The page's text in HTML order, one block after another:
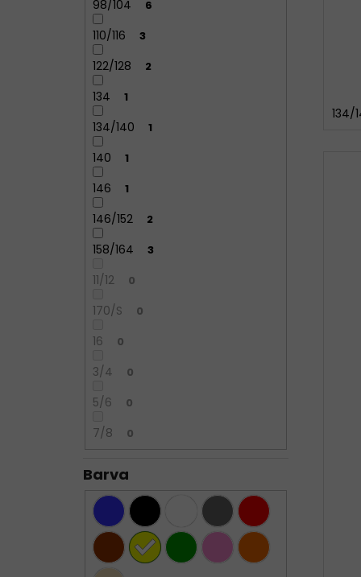
98/104 6
110/116 3
122/128 2
134 1
134/140 1
140 1
146 1
146/152 2
158/164 3
11/12 0
170/S 0
16 0
3/4 0
5/6 0
7/8 0
Barva
134/